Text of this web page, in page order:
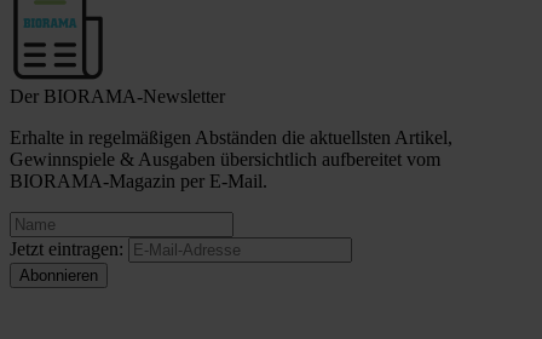
Der BIORAMA-Newsletter
Erhalte in regelmäßigen Abständen die aktuellsten Artikel,
Gewinnspiele & Ausgaben übersichtlich aufbereitet vom
BIORAMA-Magazin per E-Mail.
Jetzt eintragen: